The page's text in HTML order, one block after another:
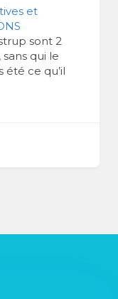
et
sont 2
qui le
été ce qu’il